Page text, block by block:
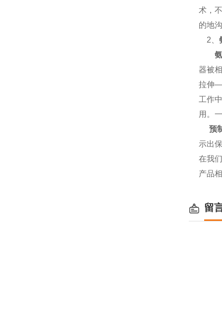
术，
的地
2
器被
拉伸
工作
用。
预
示出
在我
产品
留